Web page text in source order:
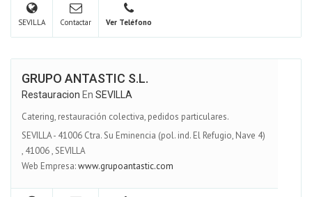
SEVILLA Contactar Ver Teléfono
GRUPO ANTASTIC S.L.
Restauracion En SEVILLA
Catering, restauración colectiva, pedidos particulares.
SEVILLA - 41006 Ctra. Su Eminencia (pol. ind. El Refugio, Nave 4)
, 41006,SEVILLA
Web Empresa:www.grupoantastic.com